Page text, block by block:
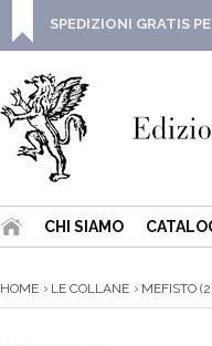
SPEDIZIONI GRATIS
CHI SIAMO
HOME LE COLLANE MEFISTO